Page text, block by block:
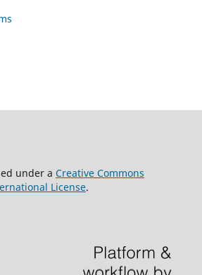
under a Creative Commons
License.